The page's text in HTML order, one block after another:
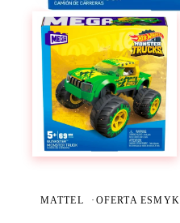
MATTEL · OFERTA ESMYK